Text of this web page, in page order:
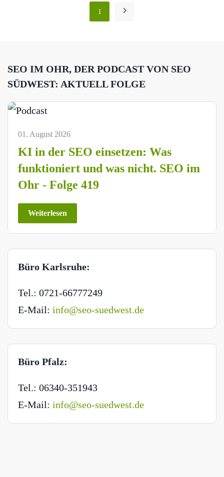
1
SEO IM OHR, DER PODCAST VON SEO
SÜDWEST: AKTUELL FOLGE
01. August 2026
KI in der SEO einsetzen: Was
funktioniert und was nicht. SEO im
Ohr - Folge 419
Weiterlesen
Büro Karlsruhe:
Tel.: 0721-66777249
E-Mail: info@seo-suedwest.de
Büro Pfalz:
Tel.: 06340-351943
E-Mail: info@seo-suedwest.de